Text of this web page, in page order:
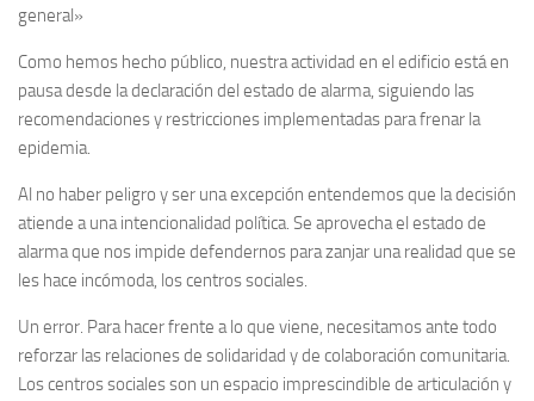
general»
Como hemos hecho público, nuestra actividad en el edificio está en
pausa desde la declaración del estado de alarma, siguiendo las
recomendaciones y restricciones implementadas para frenar la
epidemia.
Al no haber peligro y ser una excepción entendemos que la decisión
atiende a una intencionalidad política. Se aprovecha el estado de
alarma que nos impide defendernos para zanjar una realidad que se
les hace incómoda, los centros sociales.
Un error. Para hacer frente a lo que viene, necesitamos ante todo
reforzar las relaciones de solidaridad y de colaboración comunitaria.
Los centros sociales son un espacio imprescindible de articulación y